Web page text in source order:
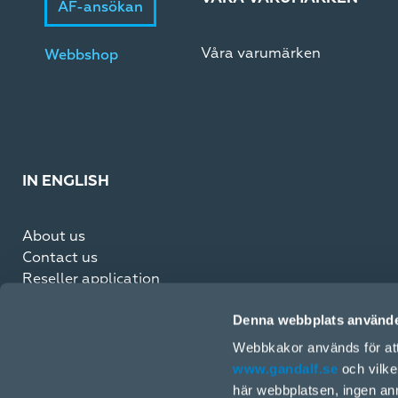
Denna webbplats
Webbkakor används för
www.gandalf.se och
här webbplatsen, ingen
ÅF-ansökan
Webbshop Våra varumärken
IN ENGLISH
About us
Contact us
Reseller application